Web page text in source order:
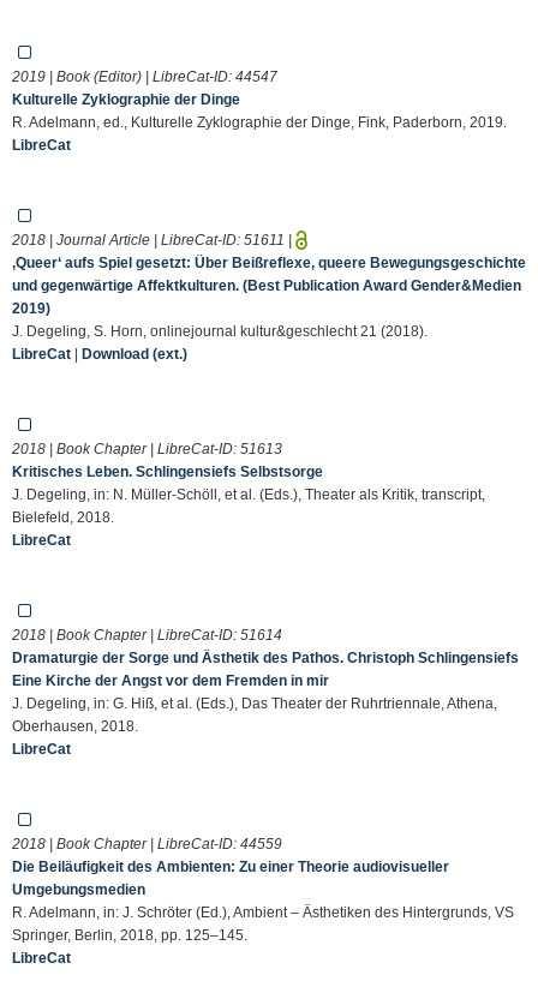
2019 | Book (Editor) | LibreCat-ID: 44547
Kulturelle Zyklographie der Dinge
R. Adelmann, ed., Kulturelle Zyklographie der Dinge, Fink, Paderborn, 2019.
LibreCat
2018 | Journal Article | LibreCat-ID: 51611 |
,Queer‘ aufs Spiel gesetzt: Über Beißreflexe, queere Bewegungsgeschichte
und gegenwärtige Affektkulturen. (Best Publication Award Gender&Medien
2019)
J. Degeling, S. Horn, onlinejournal kultur&geschlecht 21 (2018).
LibreCat | Download (ext.)
2018 | Book Chapter | LibreCat-ID: 51613
Kritisches Leben. Schlingensiefs Selbstsorge
J. Degeling, in: N. Müller-Schöll, et al. (Eds.), Theater als Kritik, transcript,
Bielefeld, 2018.
LibreCat
2018 | Book Chapter | LibreCat-ID: 51614
Dramaturgie der Sorge und Ästhetik des Pathos. Christoph Schlingensiefs
Eine Kirche der Angst vor dem Fremden in mir
J. Degeling, in: G. Hiß, et al. (Eds.), Das Theater der Ruhrtriennale, Athena,
Oberhausen, 2018.
LibreCat
2018 | Book Chapter | LibreCat-ID: 44559
Die Beiläufigkeit des Ambienten: Zu einer Theorie audiovisueller
Umgebungsmedien
R. Adelmann, in: J. Schröter (Ed.), Ambient – Ästhetiken des Hintergrunds, VS
Springer, Berlin, 2018, pp. 125–145.
LibreCat